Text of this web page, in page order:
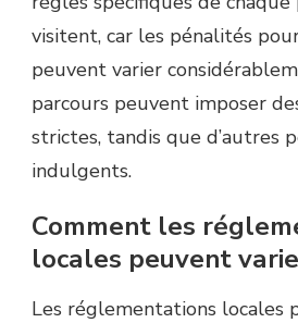
visitent, car les pénalités
peuvent varier
parcours peuvent imposer
strictes, tandis que d’autres
indulgents.
Comment les
locales peuvent
Les réglementations locales